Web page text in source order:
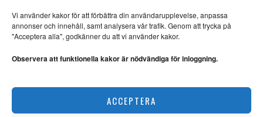
Vi använder kakor för att förbättra din användarupplevelse, anpassa
annonser och innehåll, samt analysera vår trafik. Genom att trycka på
"Acceptera alla", godkänner du att vi använder kakor.
Observera att funktionella kakor är nödvändiga för inloggning.
ACCEPTERA